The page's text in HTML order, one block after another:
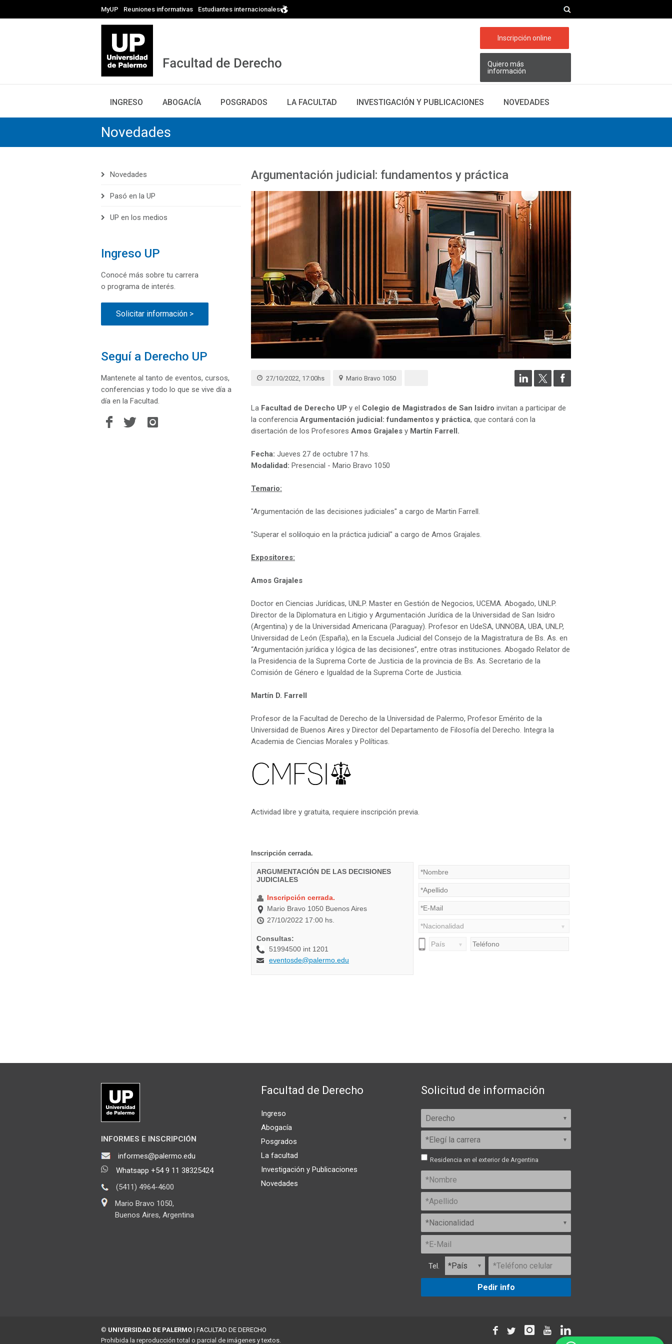
MyUP Reuniones informativas Estudiantes internacionales
Inscripción online
Quiero más
información
INGRESO ABOGACÍA POSGRADOS LA FACULTAD INVESTIGACIÓN Y PUBLICACIONES NOVEDADES
Novedades
Argumentación judicial: fundamentos y práctica
27/10/2022, 17:00hs Mario Bravo 1050
La Facultad de Derecho UP y el Colegio de Magistrados de San Isidro invitan a participar de
la conferencia Argumentación judicial: fundamentos y práctica, que contará con la
disertación de los Profesores Amos Grajales y Martín Farrell.
Fecha: Jueves 27 de octubre 17 hs.
Modalidad: Presencial - Mario Bravo 1050
Temario:
"Argumentación de las decisiones judiciales" a cargo de Martin Farrell.
"Superar el soliloquio en la práctica judicial" a cargo de Amos Grajales.
Expositores:
Amos Grajales
Doctor en Ciencias Jurídicas, UNLP. Master en Gestión de Negocios, UCEMA. Abogado, UNLP.
Director de la Diplomatura en Litigio y Argumentación Jurídica de la Universidad de San Isidro
(Argentina) y de la Universidad Americana (Paraguay). Profesor en UdeSA, UNNOBA, UBA, UNLP,
Universidad de León (España), en la Escuela Judicial del Consejo de la Magistratura de Bs. As. en
“Argumentación jurídica y lógica de las decisiones”, entre otras instituciones. Abogado Relator de
la Presidencia de la Suprema Corte de Justicia de la provincia de Bs. As. Secretario de la
Comisión de Género e Igualdad de la Suprema Corte de Justicia.
Martín D. Farrell
Profesor de la Facultad de Derecho de la Universidad de Palermo, Profesor Emérito de la
Universidad de Buenos Aires y Director del Departamento de Filosofía del Derecho. Integra la
Academia de Ciencias Morales y Políticas.
Actividad libre y gratuita, requiere inscripción previa.
Novedades
Pasó en la UP
UP en los medios
Ingreso UP
Conocé más sobre tu carrera
o programa de interés.
Solicitar información >
Seguí a Derecho UP
Mantenete al tanto de eventos, cursos,
conferencias y todo lo que se vive día a
día en la Facultad.
INFORMES E INSCRIPCIÓN
informes@palermo.edu
Whatsapp +54 9 11 38325424
(5411) 4964-4600
Mario Bravo 1050,
Buenos Aires, Argentina
Facultad de Derecho
Ingreso
Abogacía
Posgrados
La facultad
Investigación y Publicaciones
Novedades
Solicitud de información
Residencia en el exterior de Argentina
Tel.
Pedir info
© UNIVERSIDAD DE PALERMO | FACULTAD DE DERECHO
Prohibida la reproducción total o parcial de imágenes y textos.